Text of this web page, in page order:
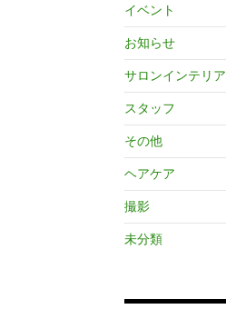
イベント
お知らせ
サロンインテリア
スタッフ
その他
ヘアケア
撮影
未分類